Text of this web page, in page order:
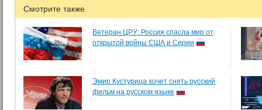
Смотрите также
Ветеран ЦРУ: Россия спасла мир от
открытой войны США и Сирии
Эмир Кустурица хочет снять русский
фильм на русском языке